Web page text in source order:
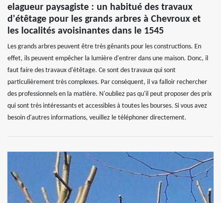
elagueur paysagiste : un habitué des travaux
d'étêtage pour les grands arbres à Chevroux et
les localités avoisinantes dans le 1545
Les grands arbres peuvent être très gênants pour les constructions. En
effet, ils peuvent empêcher la lumière d'entrer dans une maison. Donc, il
faut faire des travaux d'étêtage. Ce sont des travaux qui sont
particulièrement très complexes. Par conséquent, il va falloir rechercher
des professionnels en la matière. N'oubliez pas qu'il peut proposer des prix
qui sont très intéressants et accessibles à toutes les bourses. Si vous avez
besoin d'autres informations, veuillez le téléphoner directement.